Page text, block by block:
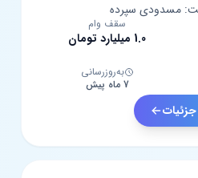
مسدودی سپرده
سقف وام
1.0 میلیارد تومان
به‌روزرسانی
7 ماه پیش